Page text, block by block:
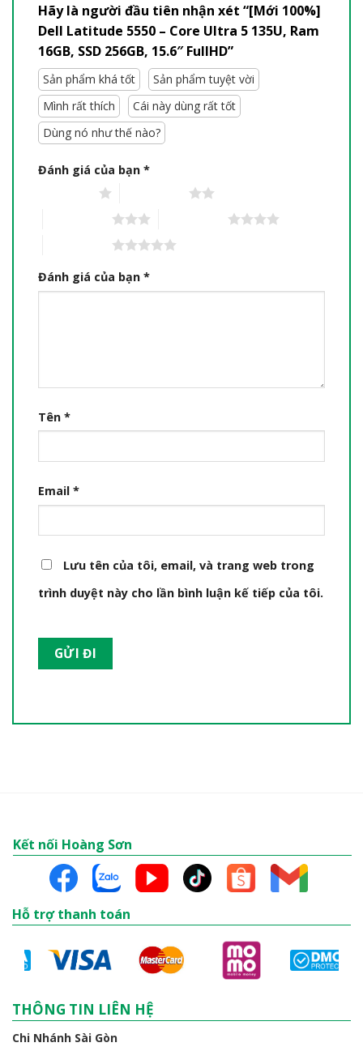
Hãy là người đầu tiên nhận xét “[Mới 100%]
Dell Latitude 5550 – Core Ultra 5 135U, Ram
16GB, SSD 256GB, 15.6″ FullHD”
Sản phẩm khá tốt
Sản phẩm tuyệt vời
Mình rất thích
Cái này dùng rất tốt
Dùng nó như thế nào?
Đánh giá của bạn *
Đánh giá của bạn *
Tên *
Email *
Lưu tên của tôi, email, và trang web trong
trình duyệt này cho lần bình luận kế tiếp của tôi.
Kết nối Hoàng Sơn
Hỗ trợ thanh toán
THÔNG TIN LIÊN HỆ
Chi Nhánh Sài Gòn